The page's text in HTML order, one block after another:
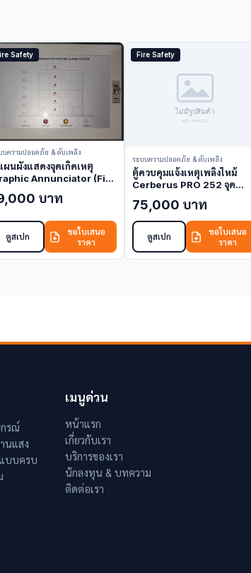
Safety
บความปลอดภัย & ดับเพลิง
ผนผังแสดงจุดเกิดเหตุ
Annunciator (Fire
A2 A3 A4บาท
ดูสเปก
ขอใบเสนอ
ราคา
Fire Safety
ระบบความปลอดภัย & ดับเพลิง
ตู้ควบคุมแจ้งเหตุเพลิงไหม้
Cerberus PRO 252 จุด
Control Panel)
75,000 บาท
ดูสเปก
ขอใบเสนอ
ราคา
รณ์
นแสง
บบครบ
เมนูด่วน
หน้าแรก
เกี่ยวกับเรา
บริการของเรา
นักลงทุน & บทความ
ติดต่อเรา